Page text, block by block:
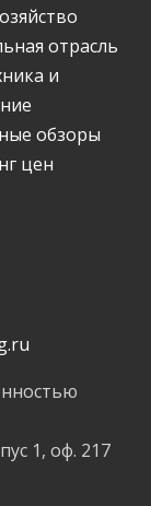
отрасль
и
обзоры
цен
1, оф. 217